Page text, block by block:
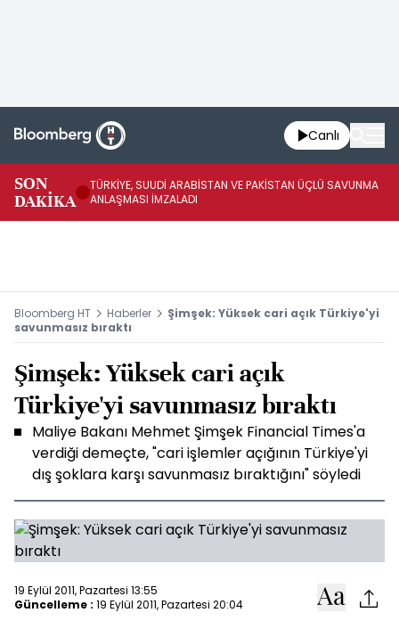
Canlı
SON
DAKİKA
TÜRKİYE, SUUDİ ARABİSTAN VE PAKİSTAN ÜÇLÜ SAVUNMA
ANLAŞMASI İMZALADI
Bloomberg HT Haberler
Şimşek: Yüksek cari açık Türkiye'yi
savunmasız bıraktı
Şimşek: Yüksek cari açık
Türkiye'yi savunmasız bıraktı
Maliye Bakanı Mehmet Şimşek Financial Times'a
verdiği demeçte, "cari işlemler açığının Türkiye'yi
dış şoklara karşı savunmasız bıraktığını" söyledi
19 Eylül 2011, Pazartesi 13:55
Güncelleme : 19 Eylül 2011, Pazartesi 20:04